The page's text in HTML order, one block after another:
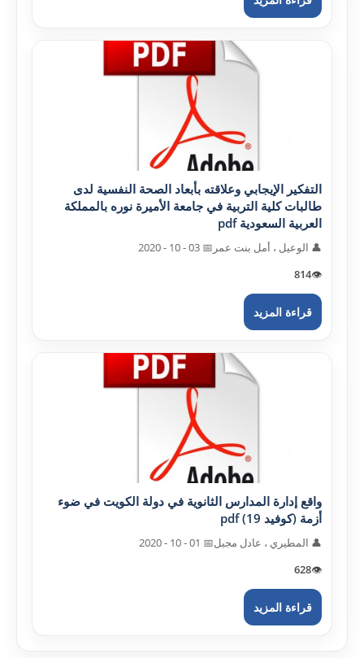
التفکير الإيجابي وعلاقته بأبعاد الصحة النفسية لدى
طالبات کلية التربية في جامعة الأميرة نوره بالمملکة
العربية السعودية pdf
👤 الوعيل ، أمل بنت عمر 📅 03 - 10 - 2020
👁️
814
قراءة المزيد
واقع إدارة المدارس الثانوية في دولة الکويت في ضوء
أزمة (کوفيد 19) pdf
👤 المطيري ، عادل مجبل📅 01 - 10 - 2020
👁️
628
قراءة المزيد